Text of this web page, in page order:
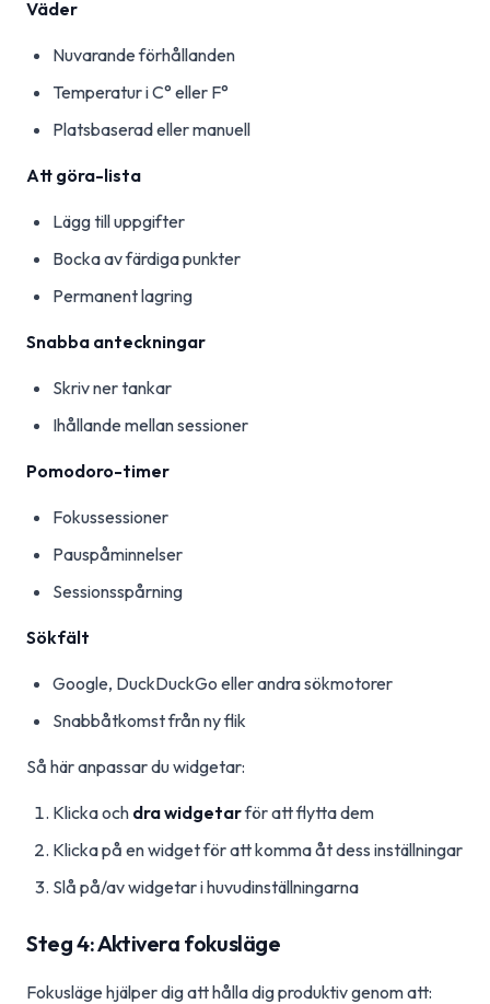
Väder
Nuvarande förhållanden
Temperatur i C° eller F°
Platsbaserad eller manuell
Att göra-lista
Lägg till uppgifter
Bocka av färdiga punkter
Permanent lagring
Snabba anteckningar
Skriv ner tankar
Ihållande mellan sessioner
Pomodoro-timer
Fokussessioner
Pauspåminnelser
Sessionsspårning
Sökfält
Google, DuckDuckGo eller andra sökmotorer
Snabbåtkomst från ny flik
Så här anpassar du widgetar:
Klicka och dra widgetarför att flytta dem
Klicka på en widget för att komma åt dess inställningar
Slå på/av widgetar i huvudinställningarna
Steg 4: Aktivera fokusläge
Fokusläge hjälper dig att hålla dig produktiv genom att: